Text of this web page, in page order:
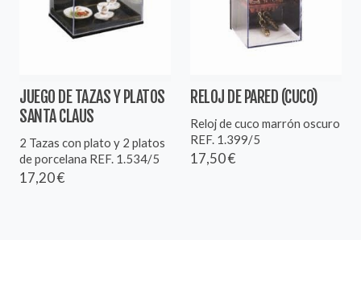
JUEGO DE TAZAS Y PLATOS
SANTA CLAUS
2 Tazas con plato y 2 platos
de porcelana REF. 1.534/5
17,20 €
RELOJ DE PARED (CUCO)
Reloj de cuco marrón oscuro
REF. 1.399/5
17,50 €